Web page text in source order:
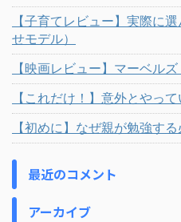
【子育てレビュー】実際に
せモデル）
【映画レビュー】マーベル
【これだけ！】意外とやっ
【初めに】なぜ親が勉強す
最近のコメント
アーカイブ